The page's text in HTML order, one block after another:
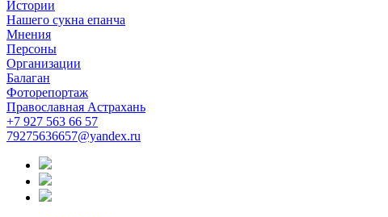
Истории
Нашего сукна епанча
Мнения
Персоны
Организации
Балаган
Фоторепортаж
Православная Астрахань
+7 927 563 66 57
79275636657@yandex.ru